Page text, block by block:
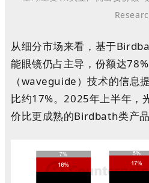
从细分市场来看，基于
能眼镜仍占主导，份额达
（waveguide）技术的信息
比约17%。2025年上半年，
价比更成熟的Birdbath类产品